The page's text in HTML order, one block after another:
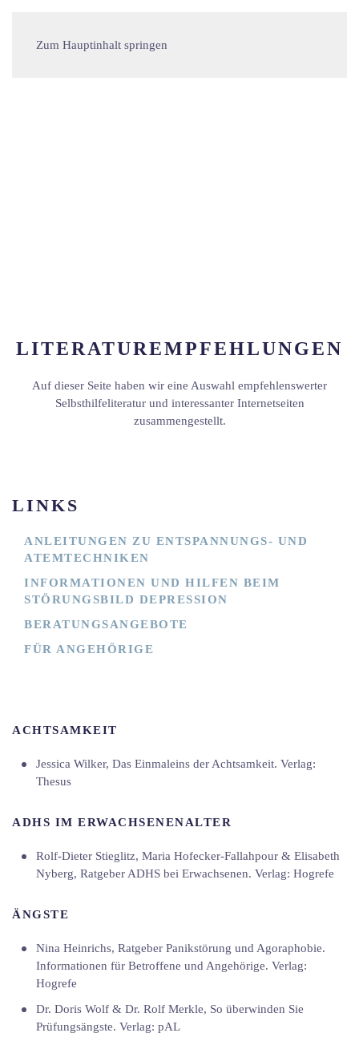
Zum Hauptinhalt springen
LITERATUREMPFEHLUNGEN
Auf dieser Seite haben wir eine Auswahl empfehlenswerter
Selbsthilfeliteratur und interessanter Internetseiten
zusammengestellt.
LINKS
ANLEITUNGEN ZU ENTSPANNUNGS- UND
ATEMTECHNIKEN
INFORMATIONEN UND HILFEN BEIM
STÖRUNGSBILD DEPRESSION
BERATUNGSANGEBOTE
FÜR ANGEHÖRIGE
ACHTSAMKEIT
Jessica Wilker, Das Einmaleins der Achtsamkeit. Verlag:
Thesus
ADHS IM ERWACHSENENALTER
Rolf-Dieter Stieglitz, Maria Hofecker-Fallahpour & Elisabeth
Nyberg, Ratgeber ADHS bei Erwachsenen. Verlag: Hogrefe
ÄNGSTE
Nina Heinrichs, Ratgeber Panikstörung und Agoraphobie.
Informationen für Betroffene und Angehörige. Verlag:
Hogrefe
Dr. Doris Wolf & Dr. Rolf Merkle, So überwinden Sie
Prüfungsängste. Verlag: pAL